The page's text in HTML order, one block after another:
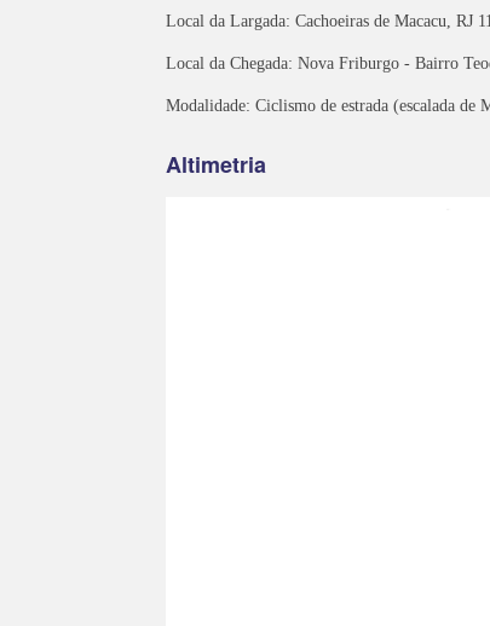
Local da Largada: Cachoeiras de Macacu, RJ
Local da Chegada: Nova Friburgo - Bairro
Modalidade: Ciclismo de estrada (escalada de
Altimetria